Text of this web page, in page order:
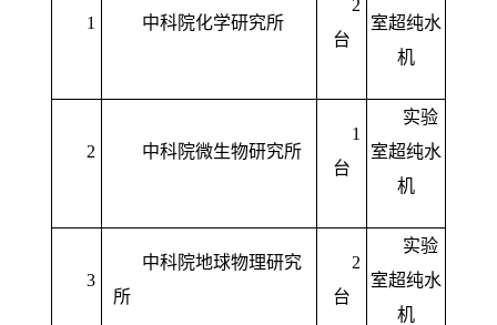
1 中科院化学研究所
2
台
室超纯水
机
2 中科院微生物研究所
1
台
实验
室超纯水
机
3
中科院地球物理研究
所
2
台
实验
室超纯水
机